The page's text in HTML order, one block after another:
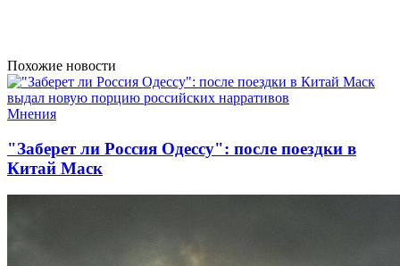
Похожие новости
Мнения
"Заберет ли Россия Одессу": после поездки в
Китай Маск